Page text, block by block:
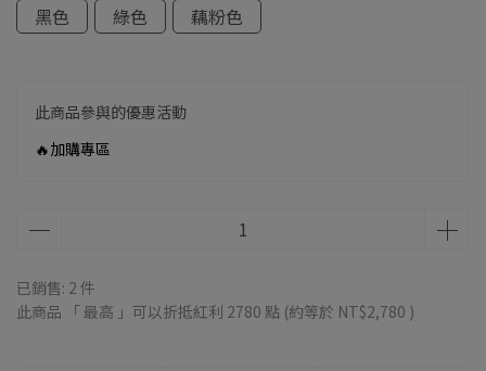
黑色
綠色 藕粉色
此商品參與的優惠活動
🔥加購專區
已銷售: 2 件
此商品 「 最高 」可以折抵紅利 2780 點 (約等於 NT$2,780 )